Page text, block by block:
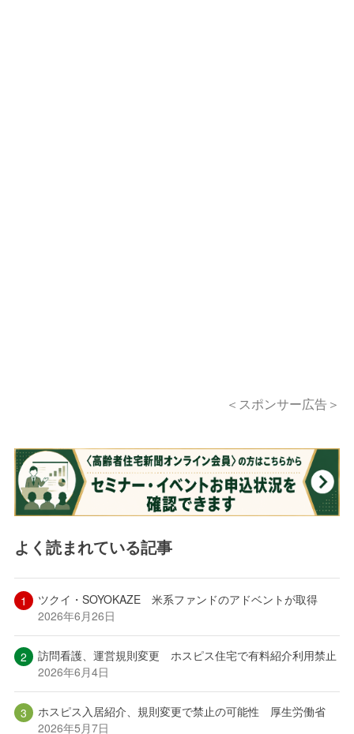
＜スポンサー広告＞
よく読まれている記事
ツクイ・SOYOKAZE 米系ファンドのアドベントが取得
2026年6月26日
訪問看護、運営規則変更 ホスピス住宅で有料紹介利用禁止
2026年6月4日
ホスピス入居紹介、規則変更で禁止の可能性 厚生労働省
2026年5月7日